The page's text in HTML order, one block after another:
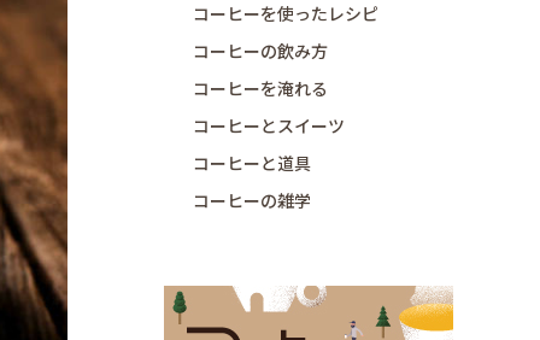
コーヒーを使ったレシピ
コーヒーの飲み方
コーヒーを淹れる
コーヒーとスイーツ
コーヒーと道具
コーヒーの雑学